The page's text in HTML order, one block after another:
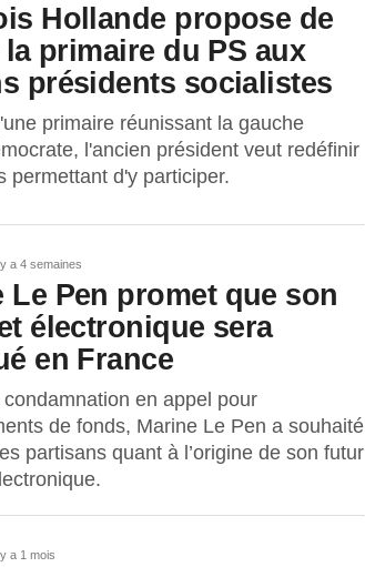
Hollande propose de
primaire du PS aux
présidents socialistes
primaire réunissant la gauche
l'ancien président veut redéfinir
permettant d'y participer.
y a 4 semaines
Le Pen promet que son
électronique sera
en France
en appel pour
de fonds, Marine Le Pen a souhaité
partisans quant à l’origine de son futur
y a 1 mois